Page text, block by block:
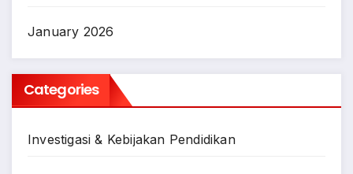
January 2026
Categories
Investigasi & Kebijakan Pendidikan